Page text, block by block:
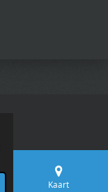
Kaart